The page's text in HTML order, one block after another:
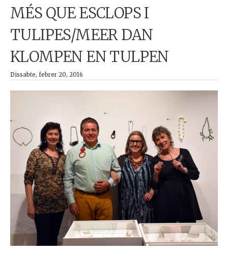
MÉS QUE ESCLOPS I
TULIPES/MEER DAN
KLOMPEN EN TULPEN
Dissabte, febrer 20, 2016